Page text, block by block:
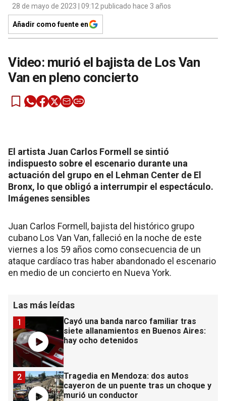
28 de mayo de 2023 | 09:12 publicado hace 3 años
Añadir como fuente en
Video: murió el bajista de Los Van
Van en pleno concierto
El artista Juan Carlos Formell se sintió
indispuesto sobre el escenario durante una
actuación del grupo en el Lehman Center de El
Bronx, lo que obligó a interrumpir el espectáculo.
Imágenes sensibles
Juan Carlos Formell, bajista del histórico grupo
cubano Los Van Van, falleció en la noche de este
viernes a los 59 años como consecuencia de un
ataque cardíaco tras haber abandonado el escenario
en medio de un concierto en Nueva York.
Las más leídas
Cayó una banda narco familiar tras
siete allanamientos en Buenos Aires:
hay ocho detenidos
1
Tragedia en Mendoza: dos autos
cayeron de un puente tras un choque y
murió un conductor
2